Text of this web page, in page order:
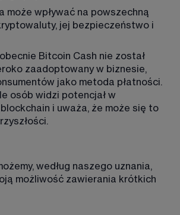
może wpływać na powszechną
jej bezpieczeństwo i
Bitcoin Cash nie został
zaadoptowany w biznesie,
jako metoda płatności.
osób widzi potencjał w
i uważa, że może się to
według naszego uznania,
możliwość zawierania krótkich